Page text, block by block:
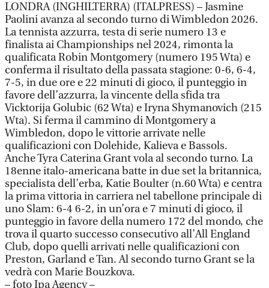
LONDRA (INGHILTERRA) (ITALPRESS) – Jasmine
Paolini avanza al secondo turno di Wimbledon 2026.
La tennista azzurra, testa di serie numero 13 e
finalista ai Championships nel 2024, rimonta la
qualificata Robin Montgomery (numero 195 Wta) e
conferma il risultato della passata stagione: 0-6, 6-4,
7-5, in due ore e 22 minuti di gioco, il punteggio in
favore dell’azzurra, la vincente della sfida tra
Vicktorija Golubic (62 Wta) e Iryna Shymanovich (215
Wta). Si ferma il cammino di Montgomery a
Wimbledon, dopo le vittorie arrivate nelle
qualificazioni con Dolehide, Kalieva e Bassols.
Anche Tyra Caterina Grant vola al secondo turno. La
18enne italo-americana batte in due set la britannica,
specialista dell’erba, Katie Boulter (n.60 Wta) e centra
la prima vittoria in carriera nel tabellone principale di
uno Slam: 6-4 6-2, in un’ora e 7 minuti di gioco, il
punteggio in favore della numero 172 del mondo, che
trova il quarto successo consecutivo all’All England
Club, dopo quelli arrivati nelle qualificazioni con
Preston, Garland e Tan. Al secondo turno Grant se la
vedrà con Marie Bouzkova.
– foto Ipa Agency –